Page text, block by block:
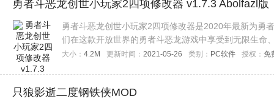
勇者斗恶龙创世小玩家2四项修改器 v1.7.3 Abolfazl版
勇者斗恶龙创世小玩家2四项修改器是2020年最新为勇
们在这款开放世界的勇者斗恶龙游戏中享受到无限生命
种多样，喜欢的玩家们赶快来下载吧！
大小： 4.2M 更新时间： 2021-05-26 类别： PC软件 授权： 免
只狼影逝二度钢铁侠MOD